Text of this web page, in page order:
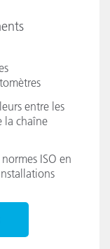
entre les
la chaîne
ISO en